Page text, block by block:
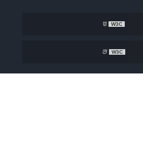
W3C
W3C